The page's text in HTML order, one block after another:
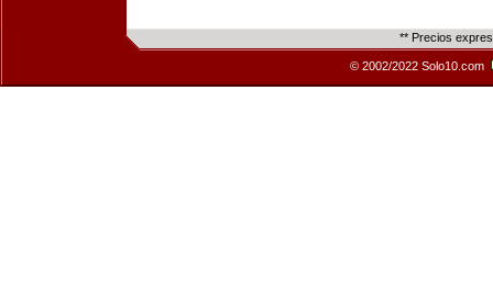
** Precios
© 2002/2022 Solo10.com